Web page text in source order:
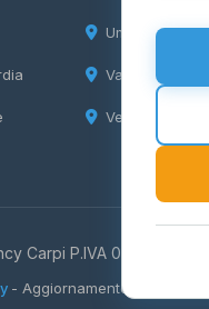
Umbria
Valle d'Aosta
Veneto
Carpi P.IVA 03859300364
- Aggiornamento quotidiano